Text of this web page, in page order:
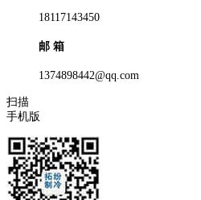
18117143450
邮 箱
1374898442@qq.com
扫描
手机版